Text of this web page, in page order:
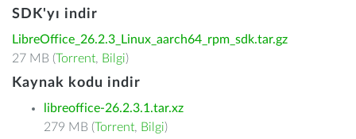
SDK'yı indir
LibreOffice_26.2.3_Linux_aarch64_rpm_sdk.tar.gz
27 MB (Torrent, Bilgi)
Kaynak kodu indir
libreoffice-26.2.3.1.tar.xz
279 MB (Torrent, Bilgi)